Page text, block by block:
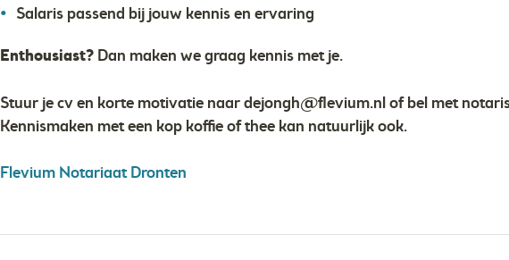
Salaris passend bij jouw kennis en ervaring
Enthousiast? Dan maken we graag kennis met je.
Stuur je cv en korte motivatie naardejongh@flevium.nlof bel met
Kennismaken met een kop koffie of thee kan natuurlijk ook.
Flevium Notariaat Dronten